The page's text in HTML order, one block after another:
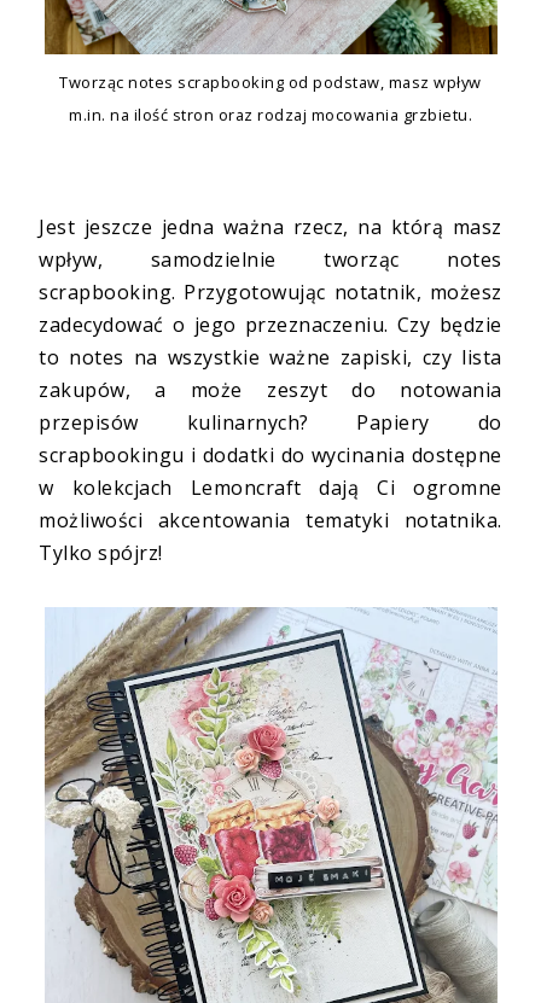
Tworząc notes scrapbooking od podstaw, masz wpływ
m.in. na ilość stron oraz rodzaj mocowania grzbietu.
Jest jeszcze jedna ważna rzecz, na którą masz
wpływ, samodzielnie tworząc notes
scrapbooking. Przygotowując notatnik, możesz
zadecydować o jego przeznaczeniu. Czy będzie
to notes na wszystkie ważne zapiski, czy lista
zakupów, a może zeszyt do notowania
przepisów kulinarnych? Papiery do
scrapbookingu i dodatki do wycinania dostępne
w kolekcjach Lemoncraft dają Ci ogromne
możliwości akcentowania tematyki notatnika.
Tylko spójrz!